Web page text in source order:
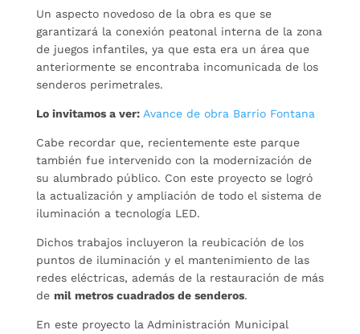
Un aspecto novedoso de la obra es que se
garantizará la conexión peatonal interna de la zona
de juegos infantiles, ya que esta era un área que
anteriormente se encontraba incomunicada de los
senderos perimetrales.
Lo invitamos a ver: Avance de obra Barrio Fontana
Cabe recordar que, recientemente este parque
también fue intervenido con la modernización de
su alumbrado público. Con este proyecto se logró
la actualización y ampliación de todo el sistema de
iluminación a tecnología LED.
Dichos trabajos incluyeron la reubicación de los
puntos de iluminación y el mantenimiento de las
redes eléctricas, además de la restauración de más
de mil metros cuadrados de senderos.
En este proyecto la Administración Municipal